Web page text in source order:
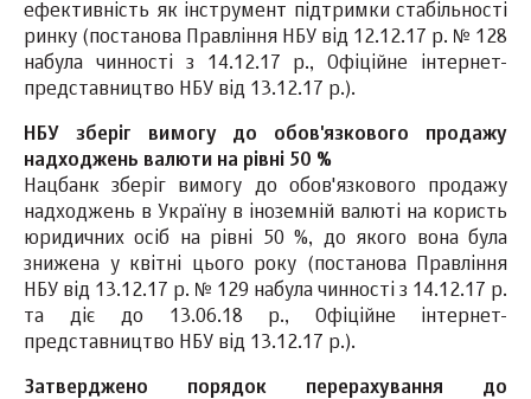
ефективність як інструмент підтримки стабільності
ринку (постанова Правління НБУ від 12.12.17 р. № 128
набула чинності з 14.12.17 р., Офіційне інтернет-
представництво НБУ від 13.12.17 р.).
НБУ зберіг вимогу до обов'язкового продажу
надходжень валюти на рівні 50 %
Нацбанк зберіг вимогу до обов'язкового продажу
надходжень в Україну в іноземній валюті на користь
юридичних осіб на рівні 50 %, до якого вона була
знижена у квітні цього року (постанова Правління
НБУ від 13.12.17 р. № 129 набула чинності з 14.12.17 р.
та діє до 13.06.18 р., Офіційне інтернет-
представництво НБУ від 13.12.17 р.).
Затверджено порядок перерахування до